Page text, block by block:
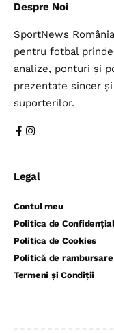
Despre Noi
SportNews
pentru fotbal
analize, ponturi și
prezentate sincer
suporterilor.
Legal
Contul meu
Politica de
Politica de Cookies
Politică de rambursare
Termeni și Condiții